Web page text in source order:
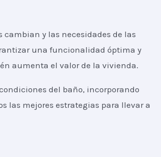
y las necesidades de las
una funcionalidad óptima y
aumenta el valor de la vivienda.
del baño, incorporando
las mejores estrategias para llevar a